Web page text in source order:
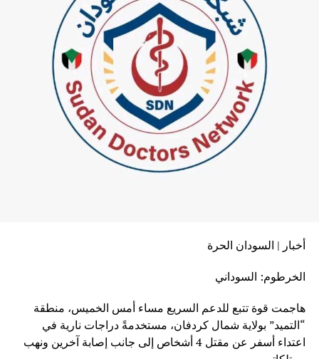
أخبار | السودان الحرة
الخرطوم: السوداني
هاجمت قوة تتبع للدعم السريع مساء أمس الخميس، منطقة
“التميد” بولاية شمال كردفان، مستخدمةً دراجات نارية في
اعتداء أسفر عن مقتل 4 أشخاص إلى جانب إصابة آخرين ونهب